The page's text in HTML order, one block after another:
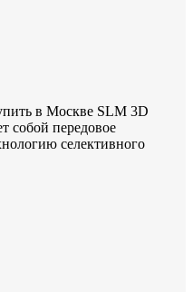
в Москве SLM 3D
собой передовое
селективного